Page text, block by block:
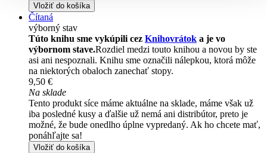
Vložiť do košíka
Čítaná
výborný stav
Túto knihu sme vykúpili cez Knihovrátok a je vo
výbornom stave.Rozdiel medzi touto knihou a novou by ste
asi ani nespoznali. Knihu sme označili nálepkou, ktorá môže
na niektorých obaloch zanechať stopy.
9,50 €
Na sklade
Tento produkt síce máme aktuálne na sklade, máme však už
iba posledné kusy a ďalšie už nemá ani distribútor, preto je
možné, že bude onedlho úplne vypredaný. Ak ho chcete mať,
ponáhľajte sa!
Vložiť do košíka